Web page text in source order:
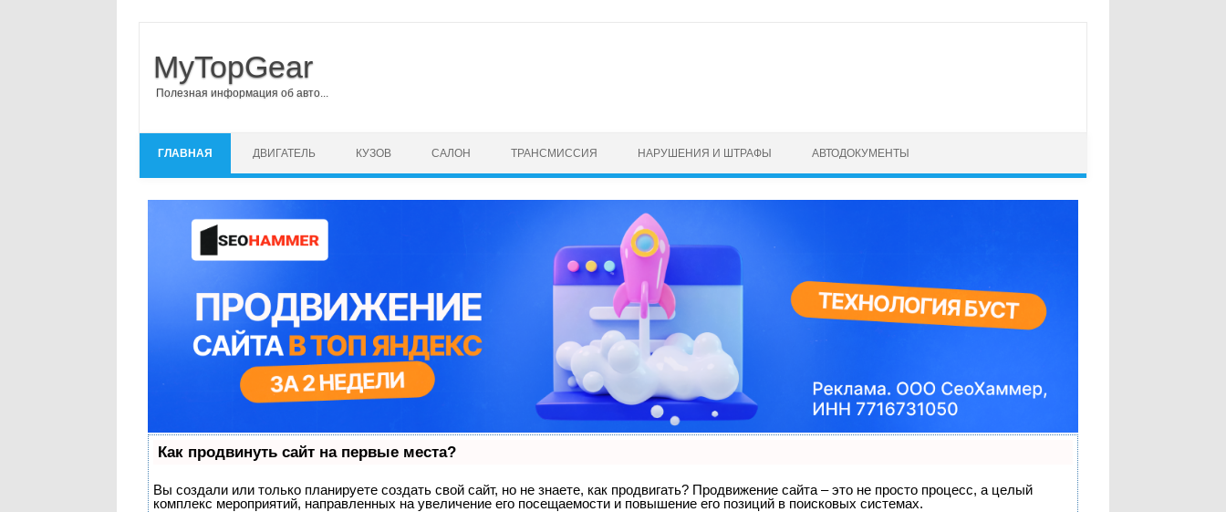
MyTopGear
Полезная информация об авто...
ГЛАВНАЯ ДВИГАТЕЛЬ КУЗОВ САЛОН ТРАНСМИССИЯ НАРУШЕНИЯ И ШТРАФЫ АВТОДОКУМЕНТЫ
Как продвинуть сайт на первые места?
Вы создали или только планируете создать свой сайт, но не знаете, как продвигать? Продвижение сайта – это не просто процесс, а целый
комплекс мероприятий, направленных на увеличение его посещаемости и повышение его позиций в поисковых системах.